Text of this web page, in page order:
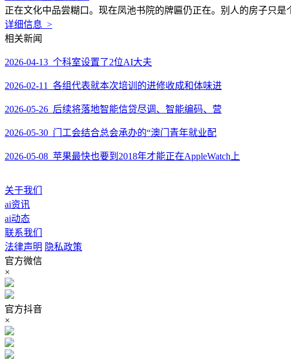
正在文化中品尝糊口。现在凤池书院的牌匾仍正在。别人的房子只
详细信息 >
相关新闻
2026-04-13 个科室设置了2位AI大夫
2026-02-11 各组代表就本次培训的进修收成和体味进
2026-05-26 后续将落地智能信贷尽调、智能编码、营
2026-05-30 门工会结合总会承办的“澳门青年就业配
2026-05-08 苹果最快也要到2018年才能正在AppleWatch上
关于我们
ai资讯
ai动态
联系我们
法律声明 隐私政策
官方微信
×
官方抖音
×